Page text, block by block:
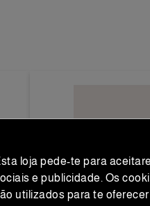
loja pede-te para
e publicidade. Os
utilizados para te